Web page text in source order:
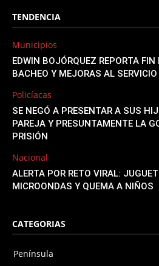
TENDENCIA
Municipios
EDWIN BOJÓRQUEZ REPORTA FIN
BACHEO Y MEJORAS AL
Policíacas
SE NEGÓ A PRESENTAR A SUS
PAREJA Y PRESUNTAMENTE LA
PRISIÓN
Nacional
ALERTA POR RETO VIRAL:
MICROONDAS Y QUEMA A NIÑOS
CATEGORIAS
Península